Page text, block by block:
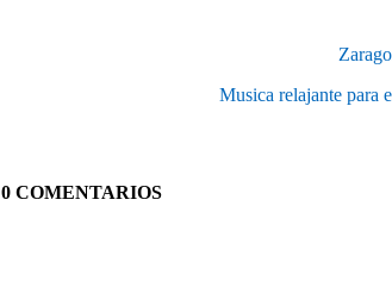
Musica relajante para
0 COMENTARIOS